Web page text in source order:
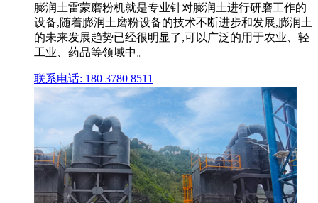
膨润土雷蒙磨粉机就是专业针对膨润土进行研磨工作的
设备,随着膨润土磨粉设备的技术不断进步和发展,膨润土
的未来发展趋势已经很明显了,可以广泛的用于农业、轻
工业、药品等领域中。
联系电话: 180 3780 8511